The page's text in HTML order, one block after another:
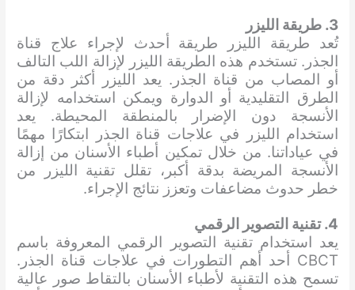
3. طريقة الليزر
تُعد طريقة الليزر طريقة أحدث لإجراء علاج قناة
الجذر. تستخدم هذه الطريقة الليزر لإزالة اللب التالف
أو المصاب من قناة الجذر. يعد الليزر أكثر دقة من
الطرق التقليدية أو الدوارة ويمكن استخدامه لإزالة
الأنسجة دون الإضرار بالمنطقة المحيطة. يعد
استخدام الليزر في علاجات قناة الجذر ابتكارًا مهمًا
في عياداتنا. من خلال تمكين أطباء الأسنان من إزالة
الأنسجة المريضة بدقة أكبر، تقلل تقنية الليزر من
خطر حدوث مضاعفات وتعزز نتائج الإجراء.
4. تقنية التصوير الرقمي
يعد استخدام تقنية التصوير الرقمي المعروفة باسم
CBCT أحد أهم التطورات في علاجات قناة الجذر.
تسمح هذه التقنية لأطباء الأسنان بالتقاط صور عالية